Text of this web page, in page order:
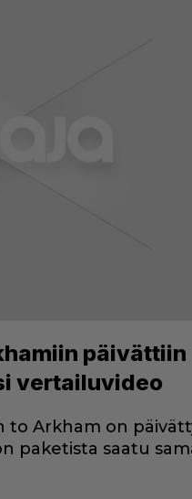
päivättiin
vertailuvideo
to Arkham on
paketista saatu